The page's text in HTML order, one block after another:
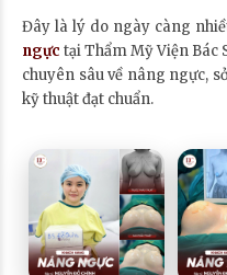
Đây là lý do ngày càng
ngực tại Thẩm Mỹ Viện Bác
chuyên sâu về nâng ngực,
kỹ thuật đạt chuẩn.